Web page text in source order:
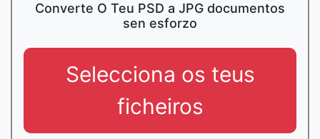
Converte O Teu PSD a JPG documentos
sen esforzo
Selecciona os teus
ficheiros